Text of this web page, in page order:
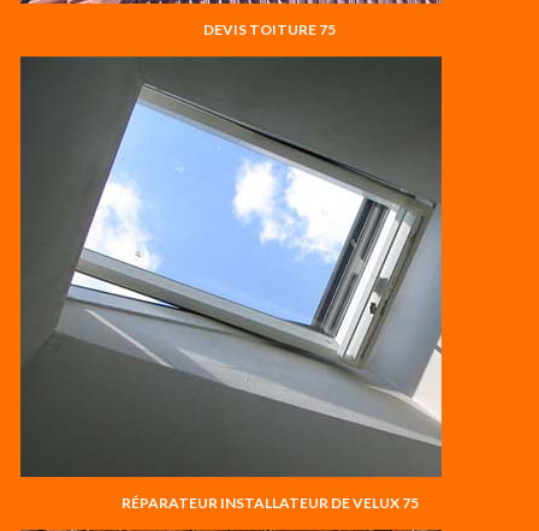
DEVIS TOITURE 75
RÉPARATEUR INSTALLATEUR DE VELUX 75